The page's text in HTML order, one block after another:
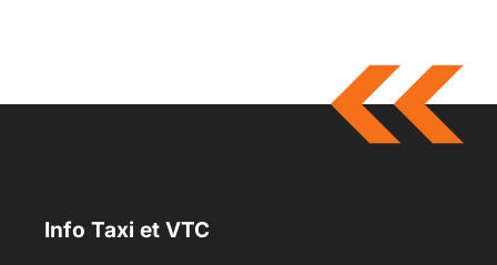
e
Info Taxi et VTC